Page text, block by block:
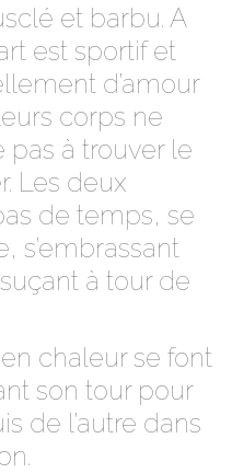
et barbu. A
est sportif et
d’amour
corps ne
à trouver le
Les deux
de temps, se
s’embrassant
à tour de
chaleur se font
son tour pour
de l’autre dans